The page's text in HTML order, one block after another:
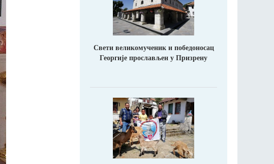
Свети великомученик и победоносац
Георгије прослављен у Призрену